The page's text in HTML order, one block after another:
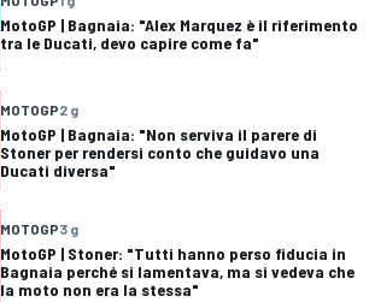
MotoGP | Bagnaia: "Alex Marquez è il riferimento
tra le Ducati, devo capire come fa"
MOTOGP2 g
MotoGP | Bagnaia: "Non serviva il parere di
Stoner per rendersi conto che guidavo una
Ducati diversa"
MOTOGP3 g
MotoGP | Stoner: "Tutti hanno perso fiducia in
Bagnaia perché si lamentava, ma si vedeva che
la moto non era la stessa"